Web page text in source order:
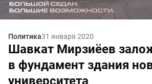
Политика31 января 2020
Шавкат Мирзиёев
в фундамент здания
университета